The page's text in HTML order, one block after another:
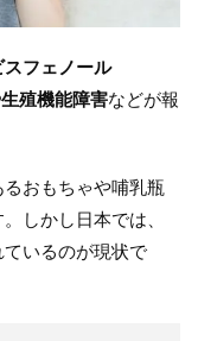
スフェノール
殖機能障害などが報
おもちゃや哺乳瓶
しかし日本では、
いるのが現状で